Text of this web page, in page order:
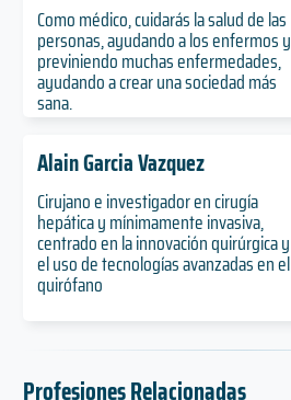
Como médico, cuidarás la salud de las
personas, ayudando a los enfermos y
previniendo muchas enfermedades,
ayudando a crear una sociedad más
sana.
Alain Garcia Vazquez
Cirujano e investigador en cirugía
hepática y mínimamente invasiva,
centrado en la innovación quirúrgica y
el uso de tecnologías avanzadas en el
quirófano
Profesiones Relacionadas